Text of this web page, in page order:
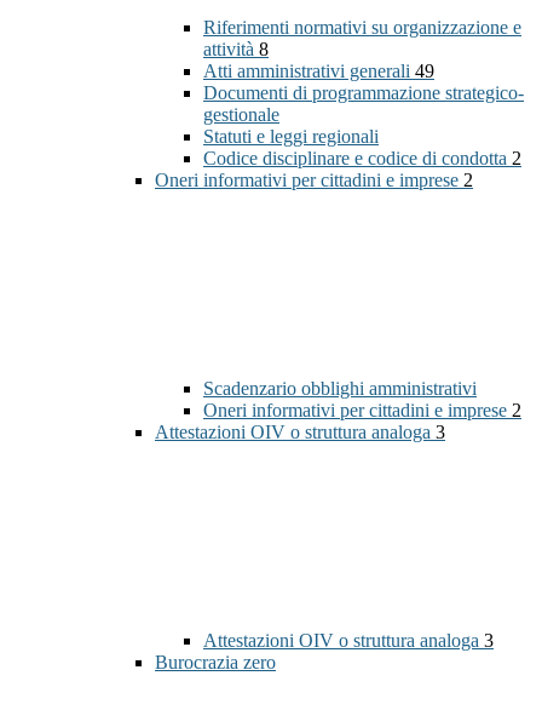
Riferimenti normativi su organizzazione e
attività 8
Atti amministrativi generali 49
Documenti di programmazione strategico-
gestionale
Statuti e leggi regionali
Codice disciplinare e codice di condotta 2
Oneri informativi per cittadini e imprese 2
Scadenzario obblighi amministrativi
Oneri informativi per cittadini e imprese 2
Attestazioni OIV o struttura analoga 3
Attestazioni OIV o struttura analoga 3
Burocrazia zero